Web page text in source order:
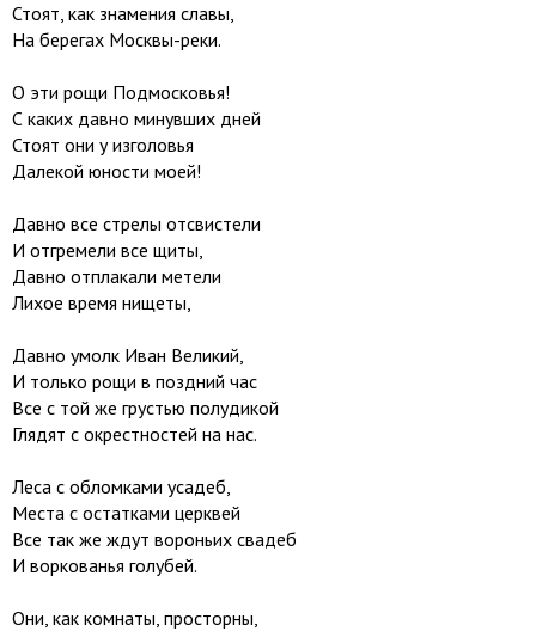
Стоят, как знамения славы,
На берегах Москвы-реки.
О эти рощи Подмосковья!
С каких давно минувших дней
Стоят они у изголовья
Далекой юности моей!
Давно все стрелы отсвистели
И отгремели все щиты,
Давно отплакали метели
Лихое время нищеты,
Давно умолк Иван Великий,
И только рощи в поздний час
Все с той же грустью полудикой
Глядят с окрестностей на нас.
Леса с обломками усадеб,
Места с остатками церквей
Все так же ждут вороньих свадеб
И воркованья голубей.
Они, как комнаты, просторны,